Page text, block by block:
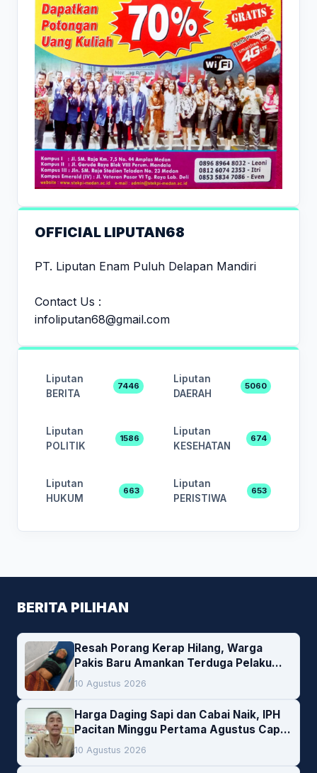
OFFICIAL LIPUTAN68
PT. Liputan Enam Puluh Delapan Mandiri
Contact Us :
infoliputan68@gmail.com
Liputan
BERITA
7446
Liputan
DAERAH
5060
Liputan
POLITIK
1586
Liputan
KESEHATAN
674
Liputan
HUKUM
663
Liputan
PERISTIWA
653
BERITA PILIHAN
Resah Porang Kerap Hilang, Warga
Pakis Baru Amankan Terduga Pelaku
Pencurian
10 Agustus 2026
Harga Daging Sapi dan Cabai Naik, IPH
Pacitan Minggu Pertama Agustus Capai
1,66 Persen. Ini Penjelasan Kabag Ayub
10 Agustus 2026